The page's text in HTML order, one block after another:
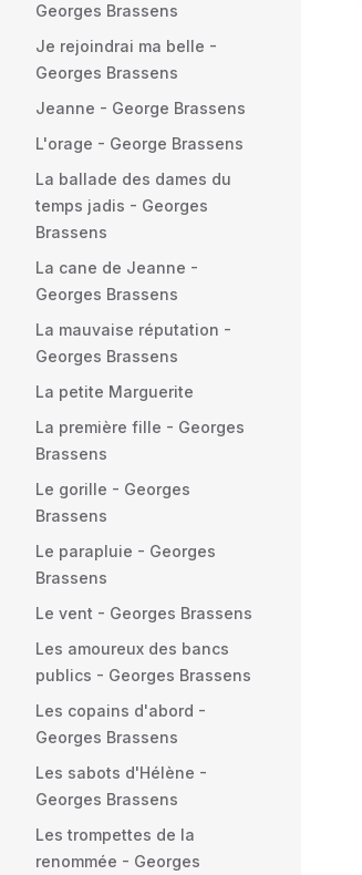
Georges Brassens
Je rejoindrai ma belle -
Georges Brassens
Jeanne - George Brassens
L'orage - George Brassens
La ballade des dames du
temps jadis - Georges
Brassens
La cane de Jeanne -
Georges Brassens
La mauvaise réputation -
Georges Brassens
La petite Marguerite
La première fille - Georges
Brassens
Le gorille - Georges
Brassens
Le parapluie - Georges
Brassens
Le vent - Georges Brassens
Les amoureux des bancs
publics - Georges Brassens
Les copains d'abord -
Georges Brassens
Les sabots d'Hélène -
Georges Brassens
Les trompettes de la
renommée - Georges